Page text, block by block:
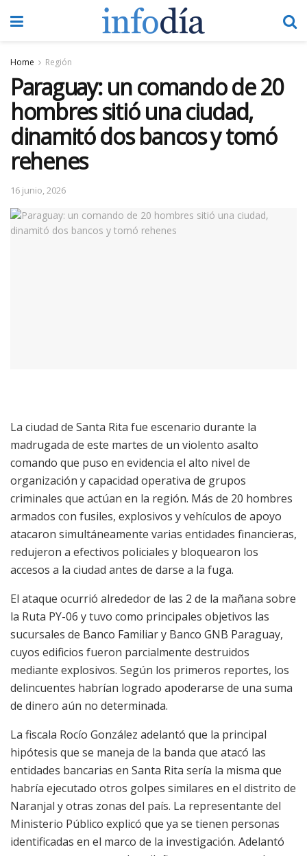
Home Región
Paraguay: un comando de 20
hombres sitió una ciudad,
dinamitó dos bancos y tomó
rehenes
16 junio, 2026
La ciudad de Santa Rita fue escenario durante la
madrugada de este martes de un violento asalto
comando que puso en evidencia el alto nivel de
organización y capacidad operativa de grupos
criminales que actúan en la región. Más de 20 hombres
armados con fusiles, explosivos y vehículos de apoyo
atacaron simultáneamente varias entidades financieras,
redujeron a efectivos policiales y bloquearon los
accesos a la ciudad antes de darse a la fuga.
El ataque ocurrió alrededor de las 2 de la mañana sobre
la Ruta PY-06 y tuvo como principales objetivos las
sucursales de Banco Familiar y Banco GNB Paraguay,
cuyos edificios fueron parcialmente destruidos
mediante explosivos. Según los primeros reportes, los
delincuentes habrían logrado apoderarse de una suma
de dinero aún no determinada.
La fiscala Rocío González adelantó que la principal
hipótesis que se maneja de la banda que atacó las
entidades bancarias en Santa Rita sería la misma que
habría ejecutado otros golpes similares en el distrito de
Naranjal y otras zonas del país. La representante del
Ministerio Público explicó que ya se tienen personas
identificadas en el marco de la investigación. Adelantó